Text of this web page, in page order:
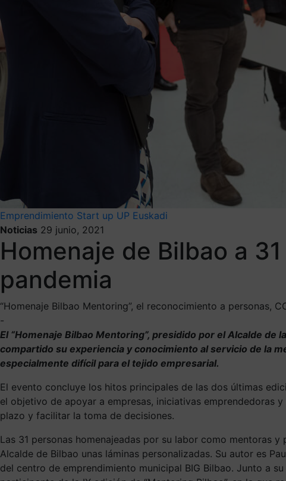
Emprendimiento Start up UP Euskadi
Noticias 29 junio, 2021
Homenaje de Bilbao a
pandemia
“Homenaje Bilbao Mentoring”, el reconocimiento a personas,
-
El “Homenaje Bilbao Mentoring”, presidido por el Alcalde de
compartido su experiencia y conocimiento al servicio de la
especialmente difícil para el tejido empresarial.
El evento concluye los hitos principales de las dos últimas
el objetivo de apoyar a empresas, iniciativas emprendedoras
plazo y facilitar la toma de decisiones.
Las 31 personas homenajeadas por su labor como mentoras
Alcalde de Bilbao unas láminas personalizadas. Su autor es
del centro de emprendimiento municipal BIG Bilbao. Junto a